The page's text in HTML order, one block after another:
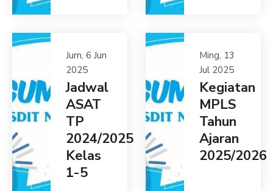
Jum, 6 Jun
2025
Jadwal
ASAT
TP
2024/2025
Kelas
1-5
Ming, 13
Jul 2025
Kegiatan
MPLS
Tahun
Ajaran
2025/2026